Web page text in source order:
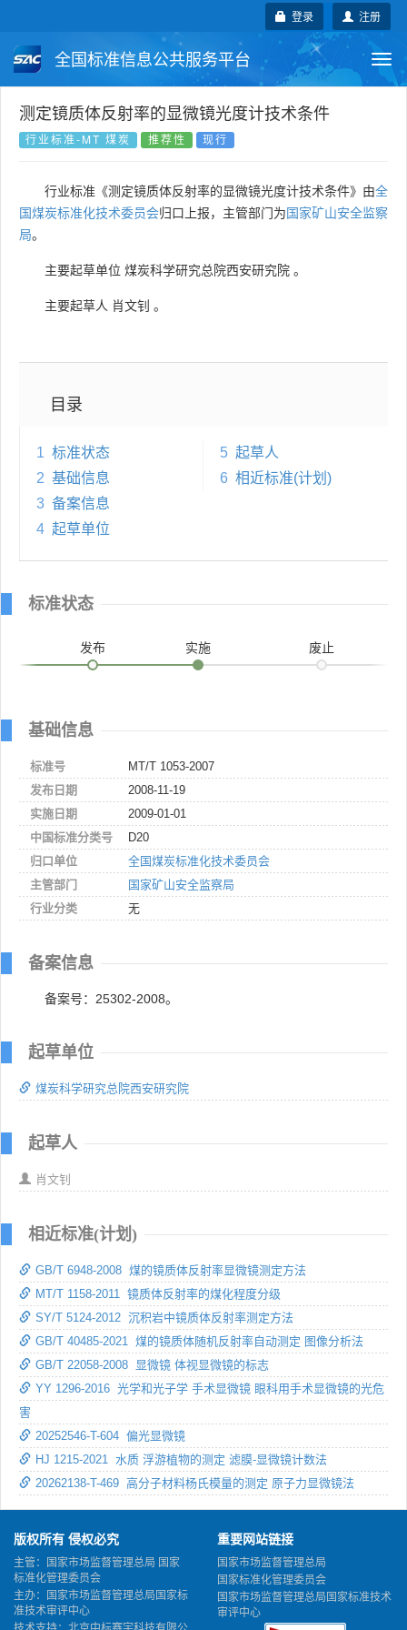
注册
登录
全国标准信息公共服务平台
国家标准 行业标准 地方标准
国外标准 技术委员会
测定镜质体反射率的显微镜光度计技术条件
行业标准-MT 煤炭 推荐性 现行
行业标准《测定镜质体反射率的显微镜光度计技术条件》由全
国煤炭标准化技术委员会归口上报，主管部门为国家矿山安全监察
局。
主要起草单位 煤炭科学研究总院西安研究院 。
主要起草人 肖文钊 。
目录
1 标准状态
2 基础信息
3 备案信息
4 起草单位
5 起草人
6 相近标准(计划)
标准状态
发布 实施 废止
基础信息
标准号
MT/T 1053-2007
发布日期
2008-11-19
实施日期
2009-01-01
中国标准分类号
D20
归口单位
全国煤炭标准化技术委员会
主管部门
国家矿山安全监察局
行业分类
无
备案信息
备案号：25302-2008。
起草单位
煤炭科学研究总院西安研究院
起草人
肖文钊
相近标准(计划)
GB/T 6948-2008 煤的镜质体反射率显微镜测定方法
MT/T 1158-2011 镜质体反射率的煤化程度分级
SY/T 5124-2012 沉积岩中镜质体反射率测定方法
GB/T 40485-2021 煤的镜质体随机反射率自动测定 图像分析法
GB/T 22058-2008 显微镜 体视显微镜的标志
YY 1296-2016 光学和光子学 手术显微镜 眼科用手术显微镜的光危
害
20252546-T-604 偏光显微镜
HJ 1215-2021 水质 浮游植物的测定 滤膜-显微镜计数法
20262138-T-469 高分子材料杨氏模量的测定 原子力显微镜法
版权所有 侵权必究
主管：国家市场监督管理总局 国家
标准化管理委员会
主办：国家市场监督管理总局国家标
准技术审评中心
重要网站链接
国家市场监督管理总局
国家标准化管理委员会
国家市场监督管理总局国家标准技术
审评中心